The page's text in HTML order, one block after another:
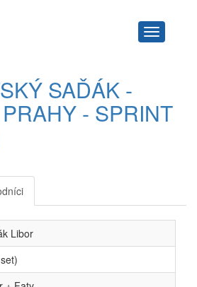
Navigace
SAĎÁK -
- SPRINT
Libor